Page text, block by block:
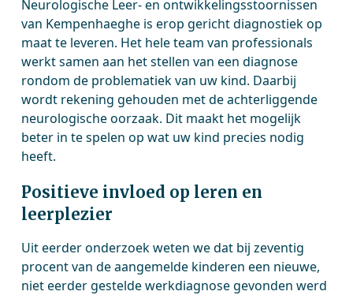
Neurologische Leer- en ontwikkelingsstoornissen
van Kempenhaeghe is erop gericht diagnostiek op
maat te leveren. Het hele team van professionals
werkt samen aan het stellen van een diagnose
rondom de problematiek van uw kind. Daarbij
wordt rekening gehouden met de achterliggende
neurologische oorzaak. Dit maakt het mogelijk
beter in te spelen op wat uw kind precies nodig
heeft.
Positieve invloed op leren en
leerplezier
Uit eerder onderzoek weten we dat bij zeventig
procent van de aangemelde kinderen een nieuwe,
niet eerder gestelde werkdiagnose gevonden werd